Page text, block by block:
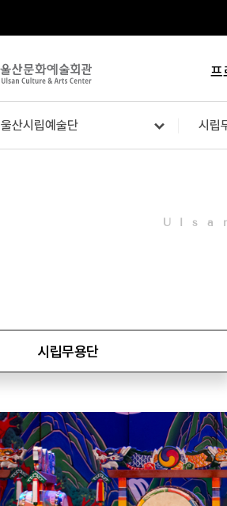
프
울산시립예술단 시립
시립무용단